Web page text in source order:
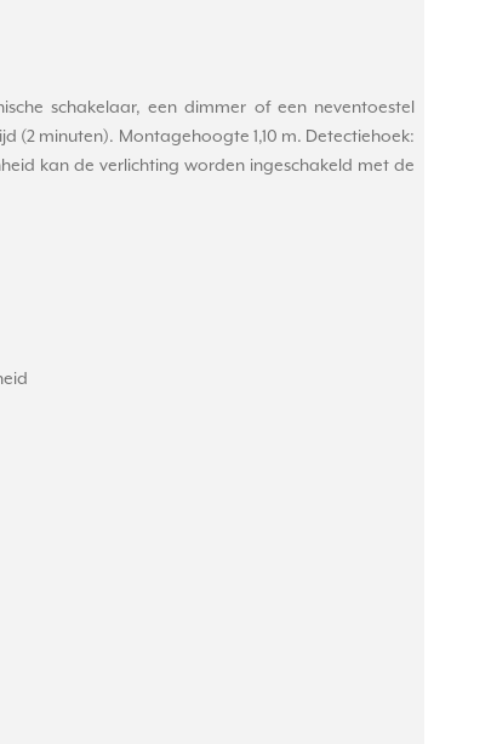
schakelaar, een dimmer of een neventoestel
(2 minuten). Montagehoogte 1,10 m. Detectiehoek:
kan de verlichting worden ingeschakeld met de